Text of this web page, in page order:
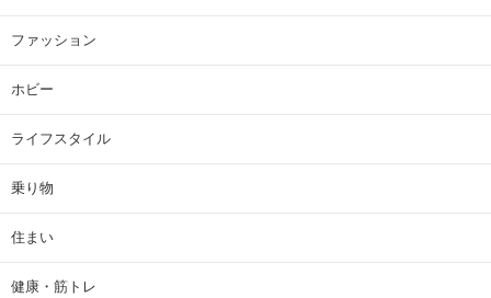
ファッション
ホビー
ライフスタイル
乗り物
住まい
健康・筋トレ